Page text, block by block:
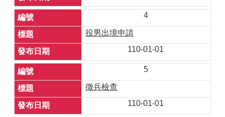
4
役男出境申請
110-01-01
5
徵兵檢查
110-01-01